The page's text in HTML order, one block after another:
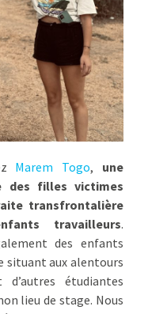
Marem Togo, une
des filles victimes
transfrontalière
travailleurs.
des enfants
situant aux alentours
étudiantes
lieu de stage. Nous